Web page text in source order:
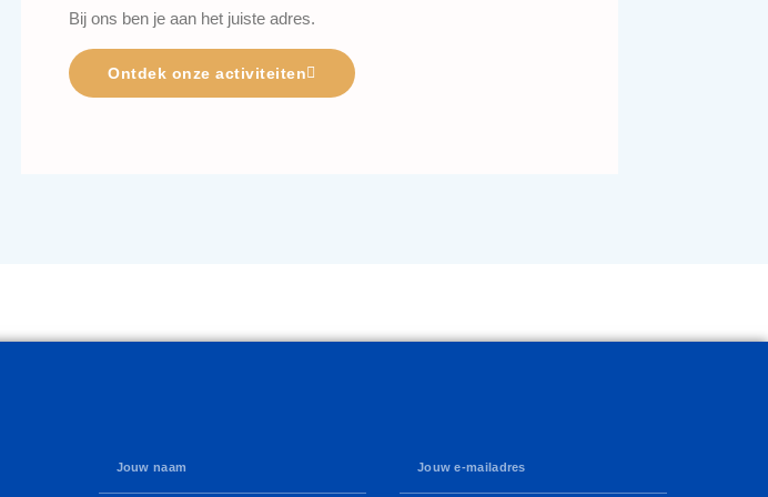
Bij ons ben je aan het juiste adres.
Ontdek onze activiteiten